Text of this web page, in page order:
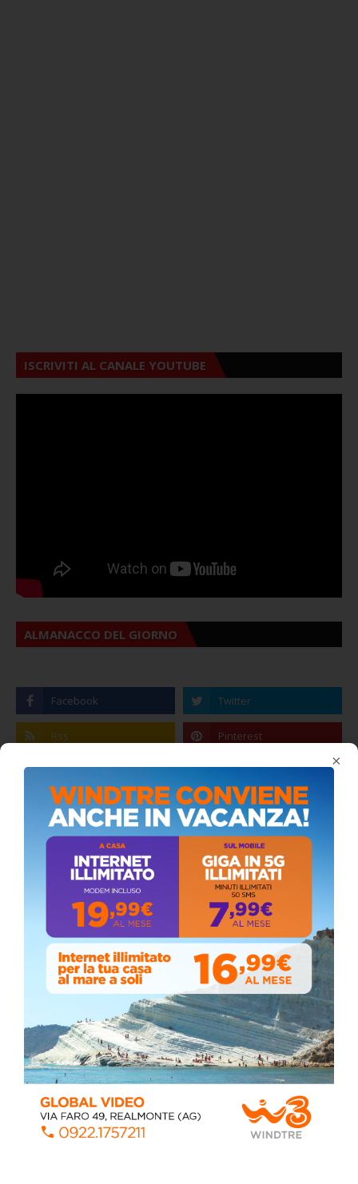
×
ISCRIVITI AL CANALE YOUTUBE
ALMANACCO DEL GIORNO
Coronavirus: messaggio del Sindaco Zambito
ai cittadini
Domenica, Novembre 22, 2020
Circolo della stampa, terzo appuntamento
Martedì, Agosto 04, 2026
Elezioni a Siculiana, in testa candidato
sindaco Zambito
Lunedì, Ottobre 05, 2020
📅 ESTATE MEDITERRANEA 2026 – COMUNE DI
SICULIANA
July 24, 2026
Siculiana, concerto del 1° Maggio 2026 in